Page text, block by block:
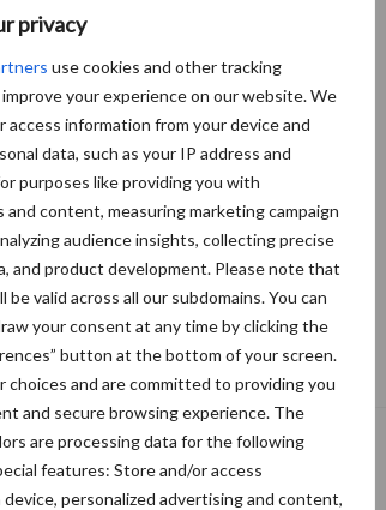
privacy
use cookies and other tracking
your experience on our website. We
access information from your device and
data, such as your IP address and
purposes like providing you with
and content, measuring marketing campaign
audience insights, collecting precise
and product development. Please note that
valid across all our subdomains. You can
your consent at any time by clicking the
button at the bottom of your screen.
choices and are committed to providing you
and secure browsing experience. The
are processing data for the following
features: Store and/or access
personalized advertising and content,
tips voor een langere